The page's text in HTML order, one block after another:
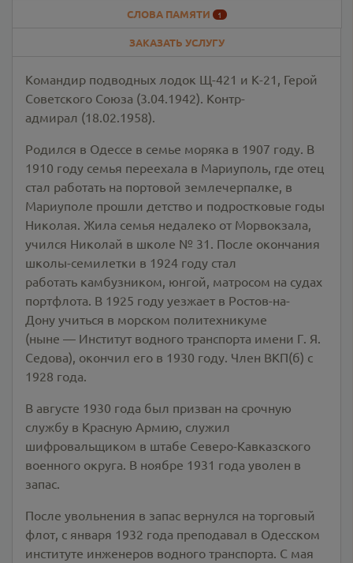
СЛОВА ПАМЯТИ 1
ЗАКАЗАТЬ УСЛУГУ
Командир подводных лодок Щ-421 и К-21, Герой
Советского Союза (3.04.1942). Контр-
адмирал (18.02.1958).
Родился в Одессе в семье моряка в 1907 году. В
1910 году семья переехала в Мариуполь, где отец
стал работать на портовой землечерпалке, в
Мариуполе прошли детство и подростковые годы
Николая. Жила семья недалеко от Морвокзала,
учился Николай в школе № 31. После окончания
школы-семилетки в 1924 году стал
работать камбузником, юнгой, матросом на судах
портфлота. В 1925 году уезжает в Ростов-на-
Дону учиться в морском политехникуме
(ныне — Институт водного транспорта имени Г. Я.
Седова), окончил его в 1930 году. Член ВКП(б) с
1928 года.
В августе 1930 года был призван на срочную
службу в Красную Армию, служил
шифровальщиком в штабе Северо-Кавказского
военного округа. В ноябре 1931 года уволен в
запас.
После увольнения в запас вернулся на торговый
флот, с января 1932 года преподавал в Одесском
институте инженеров водного транспорта. С мая